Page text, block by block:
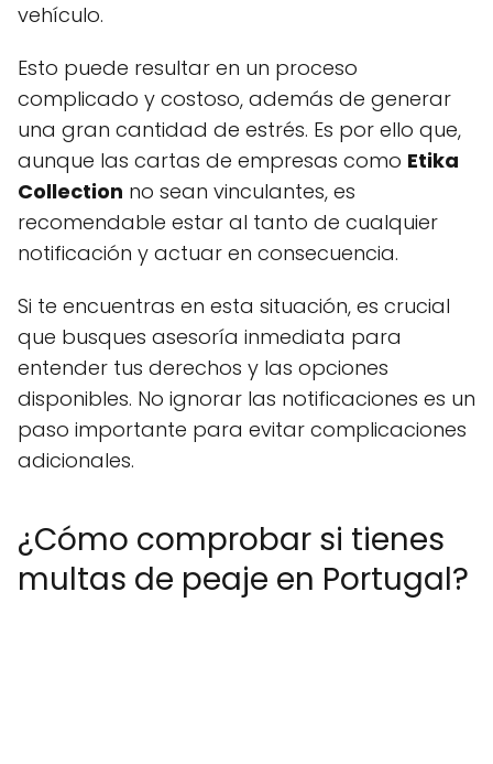
vehículo.
Esto puede resultar en un proceso
complicado y costoso, además de generar
una gran cantidad de estrés. Es por ello que,
aunque las cartas de empresas como Etika
Collection no sean vinculantes, es
recomendable estar al tanto de cualquier
notificación y actuar en consecuencia.
Si te encuentras en esta situación, es crucial
que busques asesoría inmediata para
entender tus derechos y las opciones
disponibles. No ignorar las notificaciones es un
paso importante para evitar complicaciones
adicionales.
¿Cómo comprobar si tienes
multas de peaje en Portugal?